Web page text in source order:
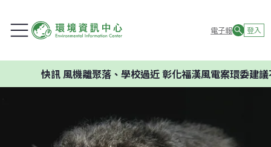
電子報 登入
風機離聚落、學校過近 彰化福漢風電案環委建議不應開發